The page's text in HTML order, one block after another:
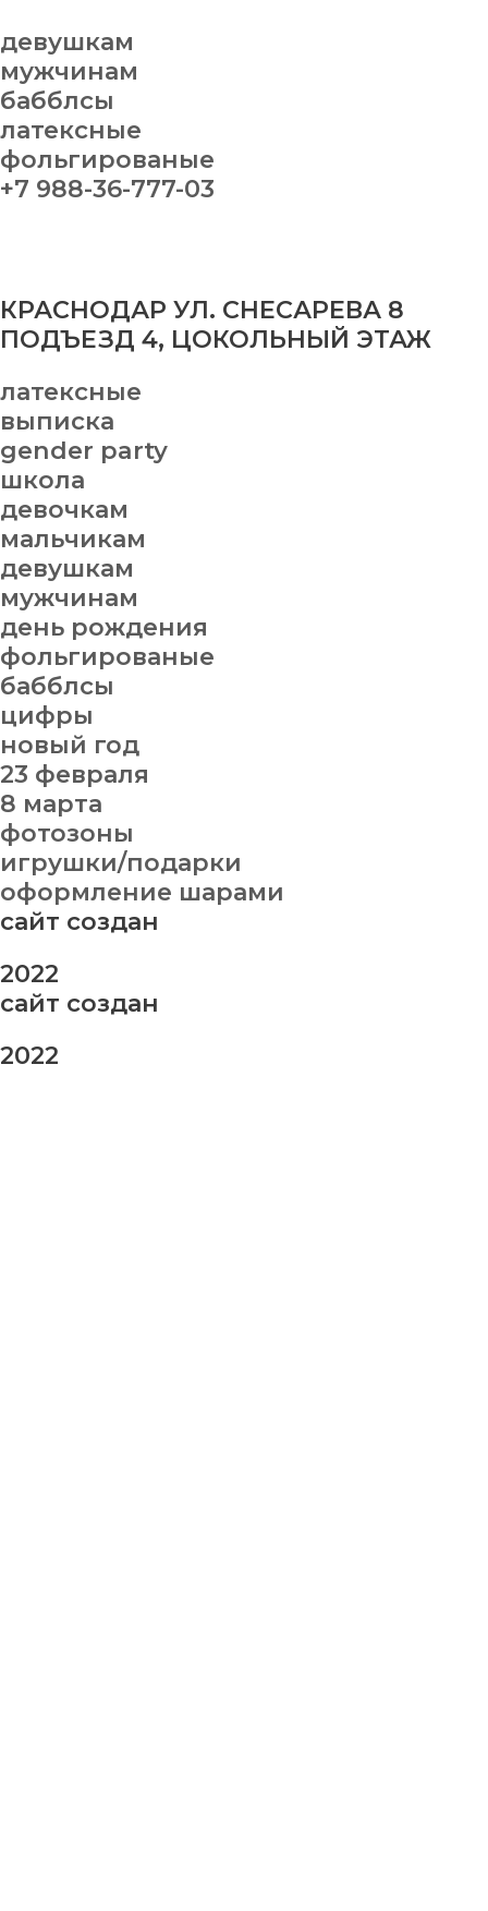
девушкам
мужчинам
бабблсы
латексные
фольгированые
+7 988-36-777-03
КРАСНОДАР УЛ. СНЕСАРЕВА 8
ПОДЪЕЗД 4, ЦОКОЛЬНЫЙ ЭТАЖ
латексные
выписка
gender party
школа
девочкам
мальчикам
девушкам
мужчинам
день рождения
фольгированые
бабблсы
цифры
новый год
23 февраля
8 марта
фотозоны
игрушки/подарки
оформление шарами
сайт создан
2022
сайт создан
2022